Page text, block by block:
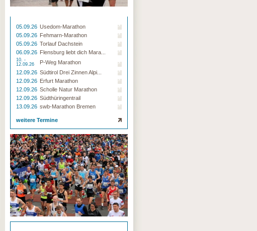
05.09.26 Usedom-Marathon
05.09.26 Fehmarn-Marathon
05.09.26 Torlauf Dachstein
06.09.26 Flensburg liebt dich Mara...
10. -
12.09.26
P-Weg Marathon
12.09.26 Südtirol Drei Zinnen Alpi...
12.09.26 Erfurt Marathon
12.09.26 Scholle Natur Marathon
12.09.26 Südthüringentrail
13.09.26 swb-Marathon Bremen
weitere Termine